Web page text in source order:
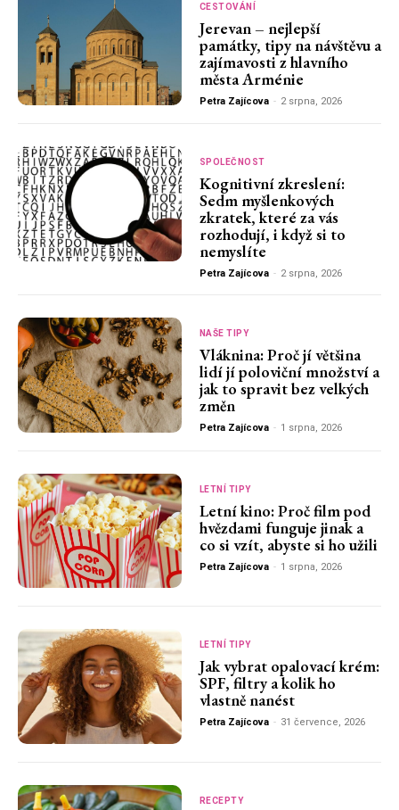
CESTOVÁNÍ
Jerevan – nejlepší
památky, tipy na návštěvu a
zajímavosti z hlavního
města Arménie
Petra Zajícova - 2 srpna, 2026
SPOLEČNOST
Kognitivní zkreslení:
Sedm myšlenkových
zkratek, které za vás
rozhodují, i když si to
nemyslíte
Petra Zajícova - 2 srpna, 2026
NAŠE TIPY
Vláknina: Proč jí většina
lidí jí poloviční množství a
jak to spravit bez velkých
změn
Petra Zajícova - 1 srpna, 2026
LETNÍ TIPY
Letní kino: Proč film pod
hvězdami funguje jinak a
co si vzít, abyste si ho užili
Petra Zajícova - 1 srpna, 2026
LETNÍ TIPY
Jak vybrat opalovací krém:
SPF, filtry a kolik ho
vlastně nanést
Petra Zajícova - 31 července, 2026
RECEPTY